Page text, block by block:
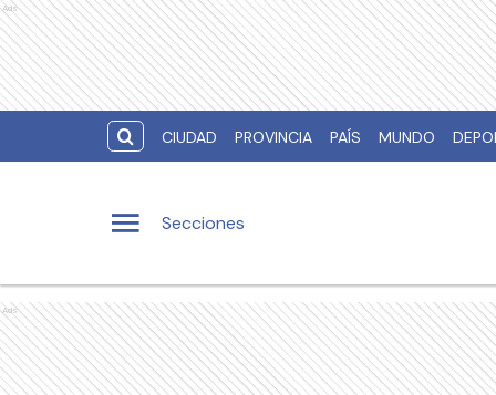
Ads
CIUDAD PROVINCIA PAÍS MUNDO
Secciones
Ads